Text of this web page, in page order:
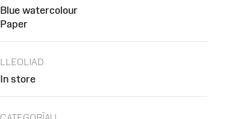
Blue watercolour
Paper
LLEOLIAD
In store